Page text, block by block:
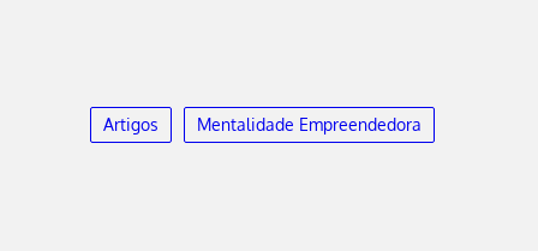
Artigos Mentalidade Empreendedora